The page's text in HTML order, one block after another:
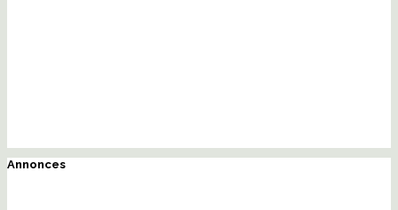
Annonces